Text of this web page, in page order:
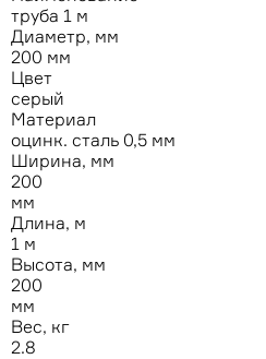
труба 1 м
Диаметр, мм
200 мм
Цвет
серый
Материал
оцинк. сталь 0,5 мм
Ширина, мм
200
мм
Длина, м
1 м
Высота, мм
200
мм
Вес, кг
2.8